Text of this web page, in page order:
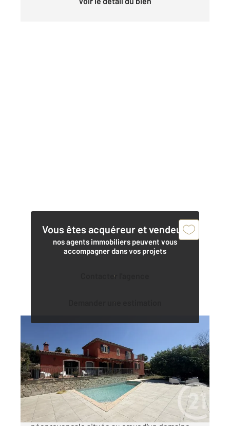
Vous êtes acquéreur et vendeur,
nos agents immobiliers peuvent vous
accompagner dans vos projets
Contacter l'agence
Demander une estimation
204,53 m
, 8 pièces
Ref : 1846
Maison à vendre
1 885 000 €
BIOT Venez découvrir cette élégante villa